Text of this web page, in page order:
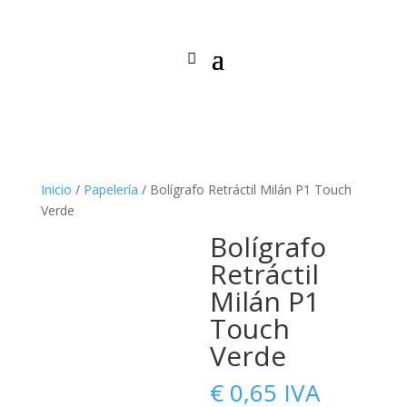
Inicio / Papelería / Bolígrafo Retráctil Milán P1 Touch
Verde
Bolígrafo
Retráctil
Milán P1
Touch
Verde
€ 0,65 IVA